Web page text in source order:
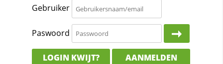
Gebruiker
Paswoord
LOGIN KWIJT? AANMELDEN